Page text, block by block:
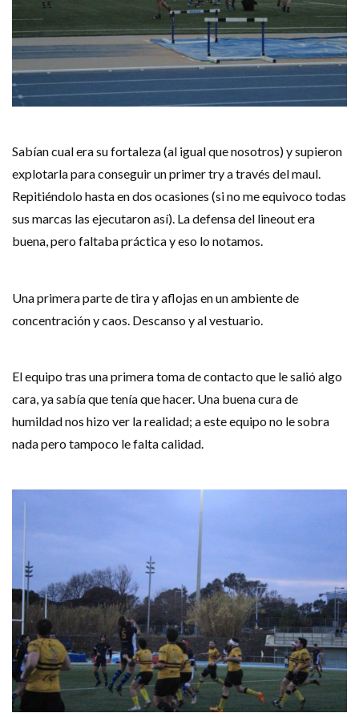
Sabían cual era su fortaleza (al igual que nosotros) y supieron
explotarla para conseguir un primer try a través del maul.
Repitiéndolo hasta en dos ocasiones (si no me equivoco todas
sus marcas las ejecutaron así). La defensa del lineout era
buena, pero faltaba práctica y eso lo notamos.
Una primera parte de tira y aflojas en un ambiente de
concentración y caos. Descanso y al vestuario.
El equipo tras una primera toma de contacto que le salió algo
cara, ya sabía que tenía que hacer. Una buena cura de
humildad nos hizo ver la realidad; a este equipo no le sobra
nada pero tampoco le falta calidad.